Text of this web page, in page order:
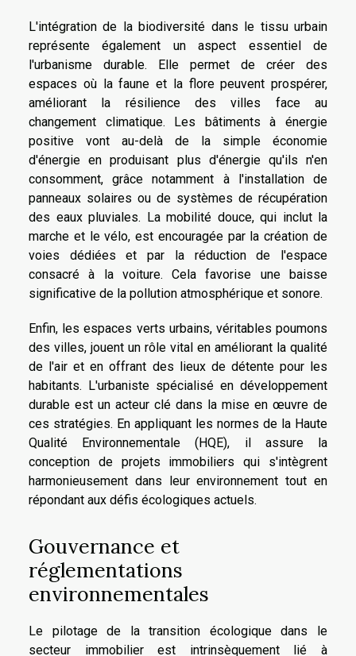
L'intégration de la biodiversité dans le tissu urbain
représente également un aspect essentiel de
l'urbanisme durable. Elle permet de créer des
espaces où la faune et la flore peuvent prospérer,
améliorant la résilience des villes face au
changement climatique. Les bâtiments à énergie
positive vont au-delà de la simple économie
d'énergie en produisant plus d'énergie qu'ils n'en
consomment, grâce notamment à l'installation de
panneaux solaires ou de systèmes de récupération
des eaux pluviales. La mobilité douce, qui inclut la
marche et le vélo, est encouragée par la création de
voies dédiées et par la réduction de l'espace
consacré à la voiture. Cela favorise une baisse
significative de la pollution atmosphérique et sonore.
Enfin, les espaces verts urbains, véritables poumons
des villes, jouent un rôle vital en améliorant la qualité
de l'air et en offrant des lieux de détente pour les
habitants. L'urbaniste spécialisé en développement
durable est un acteur clé dans la mise en œuvre de
ces stratégies. En appliquant les normes de la Haute
Qualité Environnementale (HQE), il assure la
conception de projets immobiliers qui s'intègrent
harmonieusement dans leur environnement tout en
répondant aux défis écologiques actuels.
Gouvernance et
réglementations
environnementales
Le pilotage de la transition écologique dans le
secteur immobilier est intrinsèquement lié à